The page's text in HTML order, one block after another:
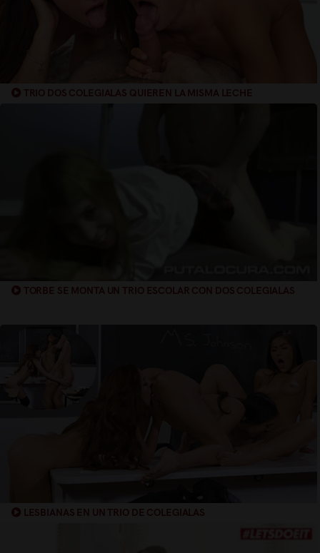
TRIO DOS COLEGIALAS QUIEREN LA MISMA LECHE
TORBE SE MONTA UN TRIO ESCOLAR CON DOS COLEGIALAS
LESBIANAS EN UN TRIO DE COLEGIALAS